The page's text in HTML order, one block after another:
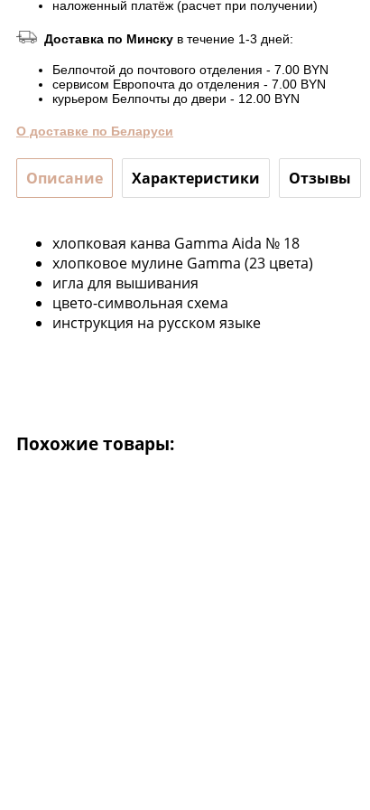
наложенный платёж (расчет при получении)
Доставка по Минску в течение 1-3 дней:
Белпочтой до почтового отделения - 7.00 BYN
сервисом Европочта до отделения - 7.00 BYN
курьером Белпочты до двери - 12.00 BYN
О доставке по Беларуси
Описание Характеристики Отзывы
хлопковая канва Gamma Aida № 18
хлопковое мулине Gamma (23 цвета)
игла для вышивания
цвето-символьная схема
инструкция на русском языке
Похожие товары: